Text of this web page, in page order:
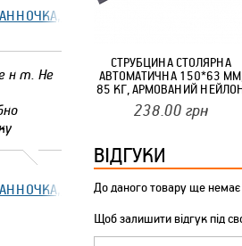
ЩО ЗАКРУЧУЄТЬСЯ КОТИКИ
н т. Не
ЩО ЗАКРУЧУЄТЬСЯ
СТРУБЦИНА СТОЛЯРНА
АВТОМАТИЧНА 150*63
85 КГ, АРМОВАНИЙ
KUBIS
238.00 грн
ВІДГУКИ
До даного товару ще
Щоб залишити відгук під